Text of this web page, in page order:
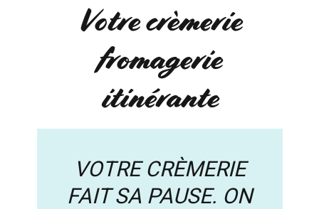
Votre crèmerie
fromagerie
itinérante
VOTRE CRÈMERIE
FAIT SA PAUSE. ON